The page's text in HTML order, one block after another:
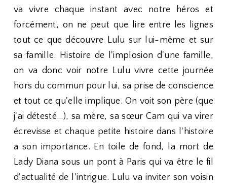
va vivre chaque instant avec notre héros et
forcément, on ne peut que lire entre les lignes
tout ce que découvre Lulu sur lui-même et sur
sa famille. Histoire de l'implosion d'une famille,
on va donc voir notre Lulu vivre cette journée
hors du commun pour lui, sa prise de conscience
et tout ce qu'elle implique. On voit son père (que
j'ai détesté...), sa mère, sa sœur Cam qui va virer
écrevisse et chaque petite histoire dans l'histoire
a son importance. En toile de fond, la mort de
Lady Diana sous un pont à Paris qui va être le fil
d'actualité de l'intrigue. Lulu va inviter son voisin